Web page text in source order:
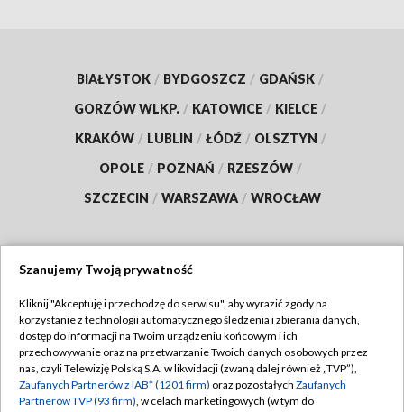
BIAŁYSTOK / BYDGOSZCZ / GDAŃSK /
GORZÓW WLKP. / KATOWICE / KIELCE /
KRAKÓW / LUBLIN / ŁÓDŹ / OLSZTYN /
OPOLE / POZNAŃ / RZESZÓW /
SZCZECIN / WARSZAWA / WROCŁAW
TVP
Abonament TVP
Emisja w TVP
Regulamin TVP
Polityka prywatności
Szanujemy Twoją prywatność
Kliknij "Akceptuję i przechodzę do serwisu", aby wyrazić zgody na
korzystanie z technologii automatycznego śledzenia i zbierania danych,
dostęp do informacji na Twoim urządzeniu końcowym i ich
przechowywanie oraz na przetwarzanie Twoich danych osobowych przez
nas, czyli Telewizję Polską S.A. w likwidacji (zwaną dalej również „TVP”),
Zaufanych Partnerów z IAB* (1201 firm) oraz pozostałych Zaufanych
Partnerów TVP (93 firm), w celach marketingowych (w tym do